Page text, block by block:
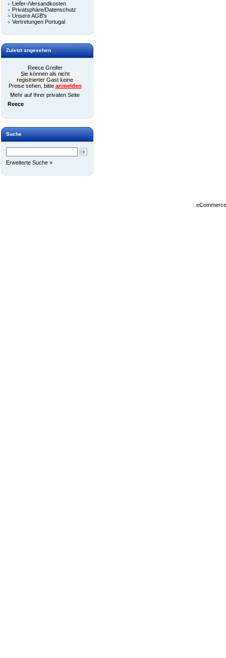
Liefer-/Versandkosten
Privatsphäre/Datenschutz
Unsere AGB's
Vertretungen Portugal
Zuletzt angesehen
Reece Greifer
Sie können als nicht
registrierter Gast keine
Preise sehen, bitte anmelden
Mehr auf Ihrer privaten Seite
Reece
Suche
Erweiterte Suche »